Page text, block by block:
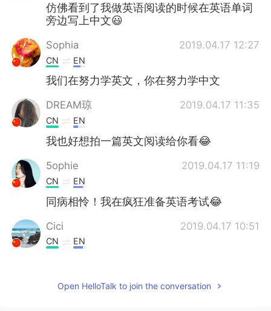
仿佛看到了我做英语阅读的时候在英语单词
旁边写上中文😃
Sophia 2019.04.17 12:27
CN EN
我们在努力学英文，你在努力学中文
DREAM琼 2019.04.17 11:35
CN EN
我也好想拍一篇英文阅读给你看😂
5ophie 2019.04.17 11:19
CN EN
同病相怜！我在疯狂准备英语考试😂
Cici 2019.04.17 10:51
CN EN
Shining 2019.04.17 10:47
Open HelloTalk to join the conversation